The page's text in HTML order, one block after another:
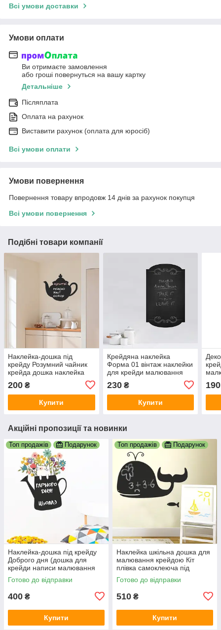
Всі умови доставки
Умови оплати
Ви отримаєте замовлення
або гроші повернуться на вашу картку
Детальніше
Післяплата
Оплата на рахунок
Виставити рахунок (оплата для юросіб)
Всі умови оплати
Умови повернення
Повернення товару впродовж 14 днів за рахунок покупця
Всі умови повернення
Подібні товари компанії
Наклейка-дошка під
крейду Розумний чайник
крейда дошка наклейка
390х300 мм
200 ₴
Купити
Крейдяна наклейка
Форма 01 вінтаж наклейки
для крейди малювання
крейдою напису 245х400
мм
230₴
Купити
мм
190
Акційні пропозиції та новинки
Топ продажів Подарунок
Наклейка-дошка під крейду
Доброго дня (дошка для
крейди написи малювання
крейдою) під крейду матова
600х750 мм
Готово до відправки
400 ₴
Купити
Топ продажів Подарунок
Наклейка шкільна дошка для
малювання крейдою Кіт
плівка самоклеюча під
крейду матова 950х620 мм
Готово до відправки
510 ₴
Купити